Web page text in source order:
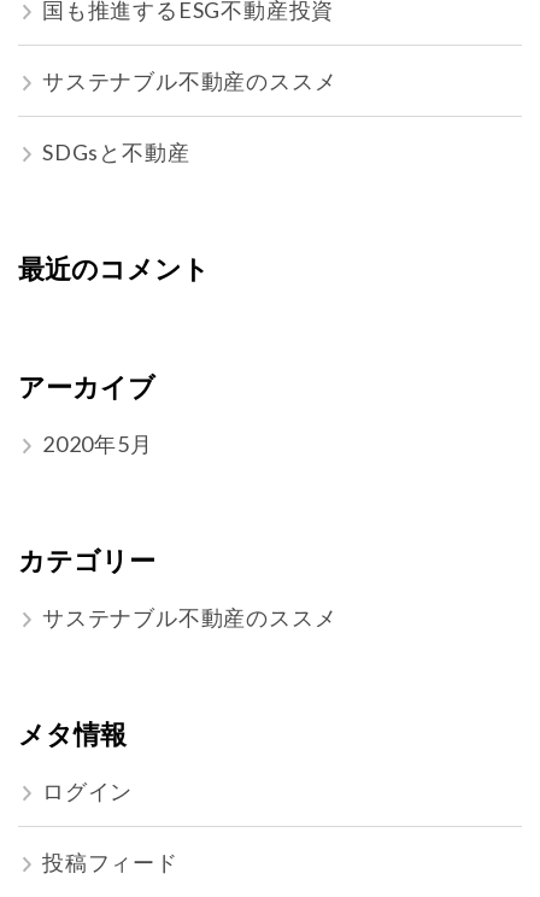
国も推進するESG不動産投資
サステナブル不動産のススメ
SDGsと不動産
最近のコメント
アーカイブ
2020年5月
カテゴリー
サステナブル不動産のススメ
メタ情報
ログイン
投稿フィード